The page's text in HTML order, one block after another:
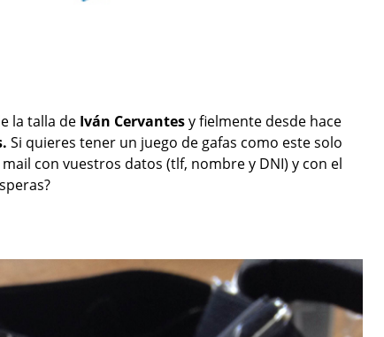
la talla de Iván Cervantesy fielmente desde hace
Si quieres tener un juego de gafas como este solo
con vuestros datos (tlf, nombre y DNI) y con el